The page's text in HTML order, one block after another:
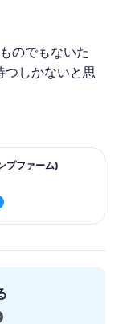
のでもないた
しかないと思
プファーム)